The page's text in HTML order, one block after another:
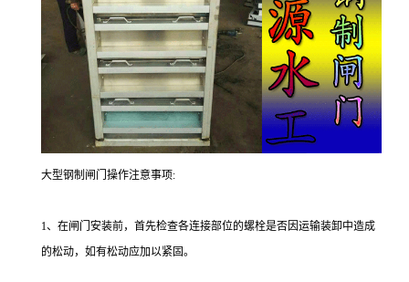
大型钢制闸门操作注意事项:
1、在闸门安装前，首先检查各连接部位的螺栓是否因运输装卸中造成
的松动，如有松动应加以紧固。